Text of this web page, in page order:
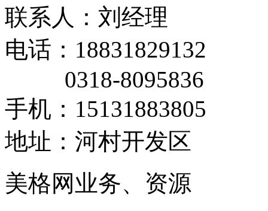
联系人：刘经理
电话：18831829132
0318-8095836
手机：15131883805
地址：河村开发区
美格网业务、资源